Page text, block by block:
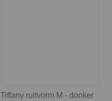
Tiffany ruitvorm M - donker